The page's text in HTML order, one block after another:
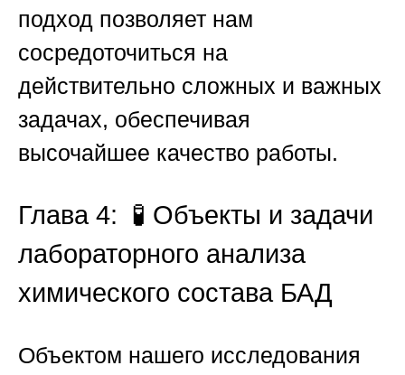
подход позволяет нам
сосредоточиться на
действительно сложных и важных
задачах, обеспечивая
высочайшее качество работы.
Глава 4: 🧪 Объекты и задачи
лабораторного анализа
химического состава БАД
Объектом нашего исследования